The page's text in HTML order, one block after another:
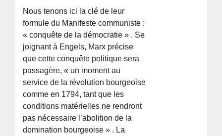
Nous tenons ici la clé de leur
formule du Manifeste communiste :
« conquête de la démocratie » . Se
joignant à Engels, Marx précise
que cette conquête politique sera
passagère, « un moment au
service de la révolution bourgeoise
comme en 1794, tant que les
conditions matérielles ne rendront
pas nécessaire l’abolition de la
domination bourgeoise » . La